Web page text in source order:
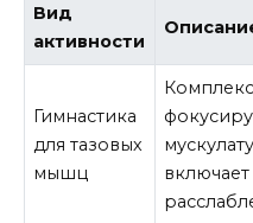
Вид
активности
Гимнастика
для тазовых
мышц